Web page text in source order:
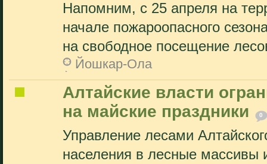
Напомним, с 25 апреля на
начале пожароопасного
на свободное посещение
Йошкар-Ола
Алтайские власти
на майские праздники
0
Управление лесами
населения в лесные массивы